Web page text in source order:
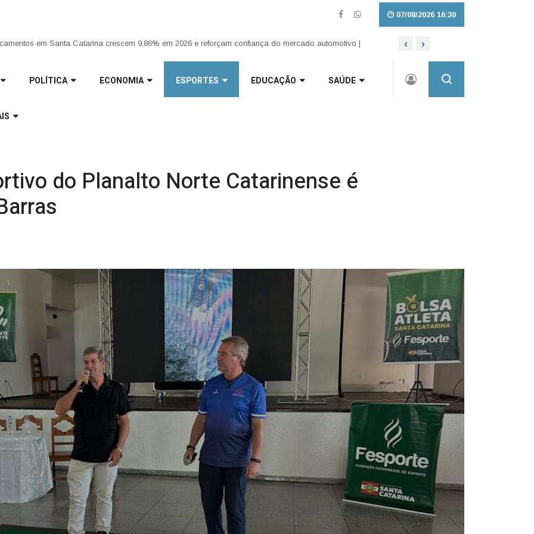
07/08/2026 16:30
da Penha completa 20 anos entre avanços e desafios | Lei amplia punição a crimes
‹ ›
POLÍTICA ECONOMIA ESPORTES EDUCAÇÃO SAÚDE
do Planalto Norte Catarinense é